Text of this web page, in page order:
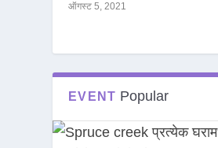
ऑगस्ट 5, 2021
EVENT Popular